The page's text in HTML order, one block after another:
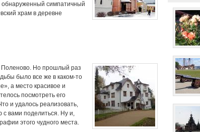
обнаруженный симпатичный
храм в деревне
Поленово. Но прошлый раз
было все же в каком-то
а место красивое и
посмотреть его
и удалось реализовать,
с вами поделиться. Ну и,
этого чудного места.